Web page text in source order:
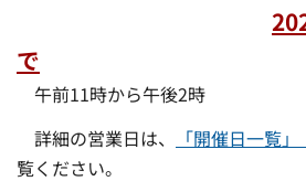
で
午前11時から午後2時
詳細の営業日は、
「開催日一覧」
覧ください。